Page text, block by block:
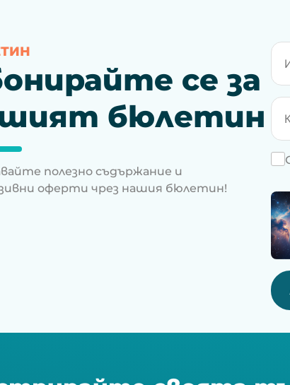
се за
бюлетин
полезно съдържание и
оферти чрез нашия бюлетин!